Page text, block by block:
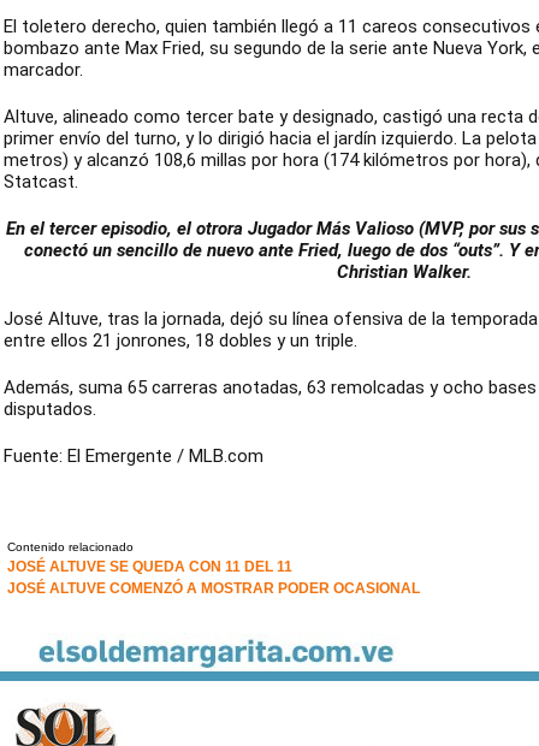
El toletero derecho, quien también llegó a 11 careos consecutivos
bombazo ante Max Fried, su segundo de la serie ante Nueva York,
marcador.
Altuve, alineado como tercer bate y designado, castigó una recta
primer envío del turno, y lo dirigió hacia el jardín izquierdo. La
metros) y alcanzó 108,6 millas por hora (174 kilómetros por
Statcast.
En el tercer episodio, el otrora Jugador Más Valioso (MVP, por sus
conectó un sencillo de nuevo ante Fried, luego de dos “outs”. Y
Christian Walker.
José Altuve, tras la jornada, dejó su línea ofensiva de la
entre ellos 21 jonrones, 18 dobles y un triple.
Además, suma 65 carreras anotadas, 63 remolcadas y ocho
disputados.
Fuente: El Emergente / MLB.com
Contenido relacionado
JOSÉ ALTUVE SE QUEDA CON 11 DEL 11
JOSÉ ALTUVE COMENZÓ A MOSTRAR PODER OCASIONAL